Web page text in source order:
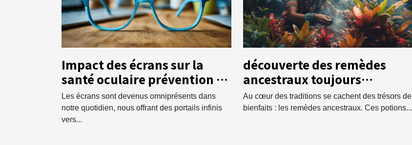
Impact des écrans sur la
santé oculaire prévention et
astuces pour protéger votre
vision
Les écrans sont devenus omniprésents dans
notre quotidien, nous offrant des portails infinis
vers...
découverte des remèdes
ancestraux toujours
pertinents dans la médecine
moderne
Au cœur des traditions se cachent des trésors de
bienfaits : les remèdes ancestraux. Ces potions...